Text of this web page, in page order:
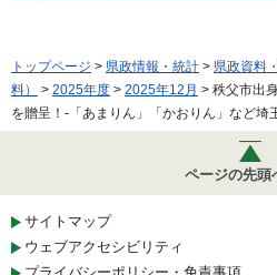
トップページ > 県政情報・統計 > 県政資料
料）
> 2025年度 > 2025年12月 > 秩父市出
を贈呈！-「あまりん」「かおりん」など埼
ページの先頭
サイトマップ
ウェブアクセシビリティ